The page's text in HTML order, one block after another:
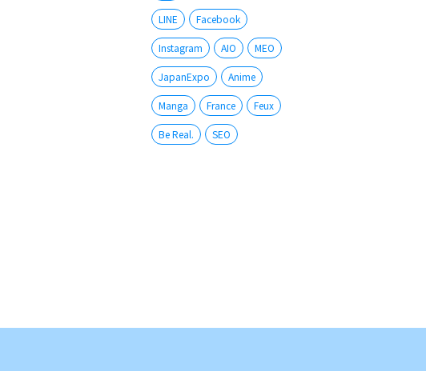
LINE Facebook
Instagram AIO MEO
JapanExpo Anime
Manga France Feux
Be Real. SEO